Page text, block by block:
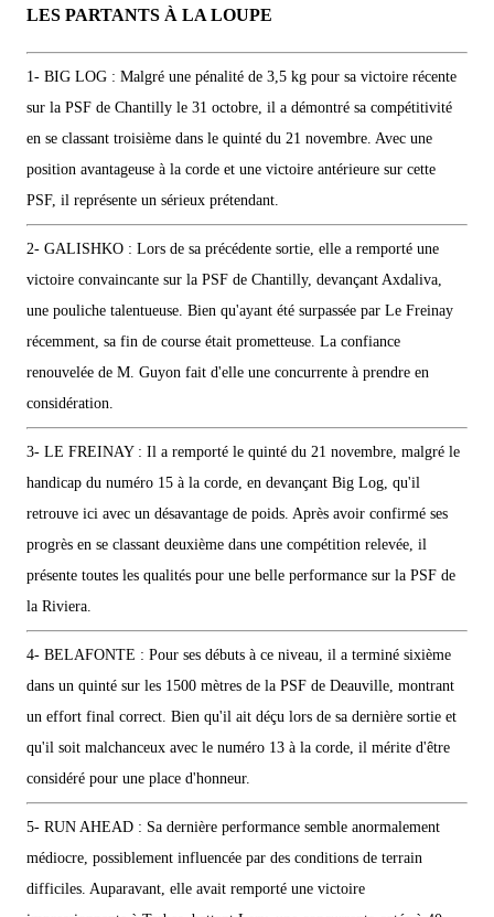
LES PARTANTS À LA LOUPE
1- BIG LOG : Malgré une pénalité de 3,5 kg pour sa victoire récente
sur la PSF de Chantilly le 31 octobre, il a démontré sa compétitivité
en se classant troisième dans le quinté du 21 novembre. Avec une
position avantageuse à la corde et une victoire antérieure sur cette
PSF, il représente un sérieux prétendant.
2- GALISHKO : Lors de sa précédente sortie, elle a remporté une
victoire convaincante sur la PSF de Chantilly, devançant Axdaliva,
une pouliche talentueuse. Bien qu'ayant été surpassée par Le Freinay
récemment, sa fin de course était prometteuse. La confiance
renouvelée de M. Guyon fait d'elle une concurrente à prendre en
considération.
3- LE FREINAY : Il a remporté le quinté du 21 novembre, malgré le
handicap du numéro 15 à la corde, en devançant Big Log, qu'il
retrouve ici avec un désavantage de poids. Après avoir confirmé ses
progrès en se classant deuxième dans une compétition relevée, il
présente toutes les qualités pour une belle performance sur la PSF de
la Riviera.
4- BELAFONTE : Pour ses débuts à ce niveau, il a terminé sixième
dans un quinté sur les 1500 mètres de la PSF de Deauville, montrant
un effort final correct. Bien qu'il ait déçu lors de sa dernière sortie et
qu'il soit malchanceux avec le numéro 13 à la corde, il mérite d'être
considéré pour une place d'honneur.
5- RUN AHEAD : Sa dernière performance semble anormalement
médiocre, possiblement influencée par des conditions de terrain
difficiles. Auparavant, elle avait remporté une victoire